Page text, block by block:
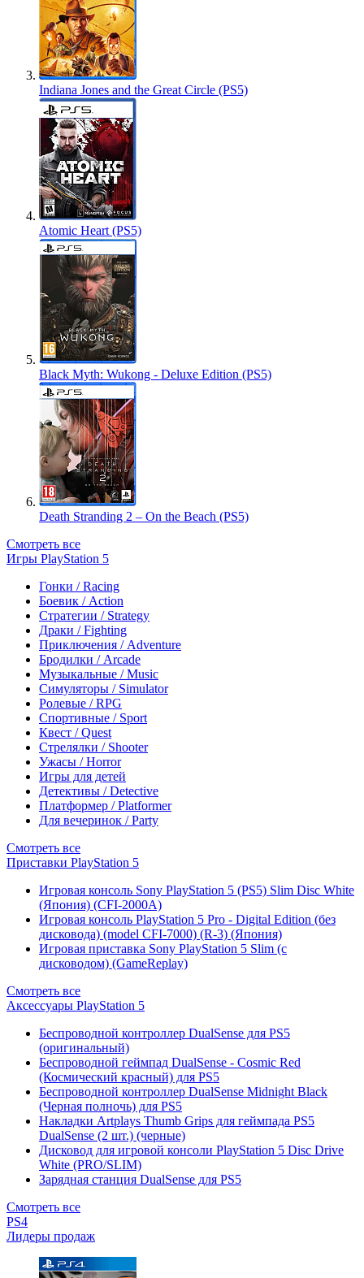
Indiana Jones and the Great Circle (PS5)
Atomic Heart (PS5)
Black Myth: Wukong - Deluxe Edition (PS5)
Death Stranding 2 – On the Beach (PS5)
Смотреть все
Игры PlayStation 5
Гонки / Racing
Боевик / Action
Стратегии / Strategy
Драки / Fighting
Приключения / Adventure
Бродилки / Arcade
Музыкальные / Music
Симуляторы / Simulator
Ролевые / RPG
Спортивные / Sport
Квест / Quest
Стрелялки / Shooter
Ужасы / Horror
Игры для детей
Детективы / Detective
Платформер / Platformer
Для вечеринок / Party
Смотреть все
Приставки PlayStation 5
Игровая консоль Sony PlayStation 5 (PS5) Slim Disc White
(Япония) (CFI-2000A)
Игровая консоль PlayStation 5 Pro - Digital Edition (без
дисковода) (model CFI-7000) (R-3) (Япония)
Игровая приставка Sony PlayStation 5 Slim (с
дисководом) (GameReplay)
Смотреть все
Аксессуары PlayStation 5
Беспроводной контроллер DualSense для PS5
(оригинальный)
Беспроводной геймпад DualSense - Cosmic Red
(Космический красный) для PS5
Беспроводной контроллер DualSense Midnight Black
(Черная полночь) для PS5
Накладки Artplays Thumb Grips для геймпада PS5
DualSense (2 шт.) (черные)
Дисковод для игровой консоли PlayStation 5 Disc Drive
White (PRO/SLIM)
Зарядная станция DualSense для PS5
Смотреть все
PS4
Лидеры продаж